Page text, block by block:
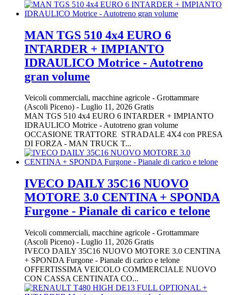
MAN TGS 510 4x4 EURO 6
INTARDER + IMPIANTO
IDRAULICO Motrice - Autotreno
gran volume
Veicoli commerciali, macchine agricole - Grottammare
(Ascoli Piceno) - Luglio 11, 2026 Gratis
MAN TGS 510 4x4 EURO 6 INTARDER + IMPIANTO
IDRAULICO Motrice - Autotreno gran volume
OCCASIONE TRATTORE STRADALE 4X4 con PRESA
DI FORZA - MAN TRUCK T...
IVECO DAILY 35C16 NUOVO
MOTORE 3.0 CENTINA + SPONDA
Furgone - Pianale di carico e telone
Veicoli commerciali, macchine agricole - Grottammare
(Ascoli Piceno) - Luglio 11, 2026 Gratis
IVECO DAILY 35C16 NUOVO MOTORE 3.0 CENTINA
+ SPONDA Furgone - Pianale di carico e telone
OFFERTISSIMA VEICOLO COMMERCIALE NUOVO
CON CASSA CENTINATA CO...